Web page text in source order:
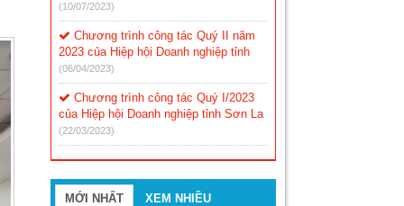
(10/07/2023)
Chương trình công tác Quý II năm
2023 của Hiệp hội Doanh nghiệp tỉnh
(06/04/2023)
Chương trình công tác Quý I/2023
của Hiệp hội Doanh nghiệp tỉnh Sơn La
(22/03/2023)
MỚI NHẤT XEM NHIỀU